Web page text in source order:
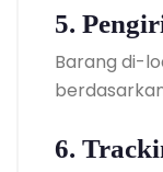
5.
Barang di-
6.